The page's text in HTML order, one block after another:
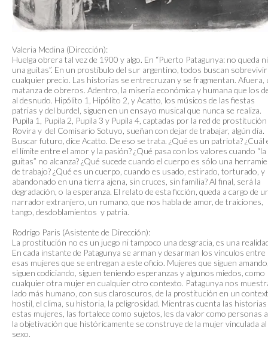
Valeria Medina (Dirección):
Huelga obrera tal vez de 1900 y algo. En “Puerto Patagunya: no queda ni
una guitas”. En un prostíbulo del sur argentino, todos buscan
cualquier precio. Las historias se entrecruzan y se fragmentan. Afuera,
matanza de obreros. Adentro, la miseria económica y humana que los
al desnudo. Hipólito 1, Hipólito 2, y Acatto, los músicos de las fiestas
patrias y del burdel, siguen en un ensayo musical que nunca se realiza.
Pupila 1, Pupila 2, Pupila 3 y Pupila 4, captadas por la red de prostitución
Rovira y del Comisario Sotuyo, sueñan con dejar de trabajar, algún día.
Buscar futuro, dice Acatto. De eso se trata. ¿Qué es un patriota? ¿Cuál
el límite entre el amor y la pasión? ¿Qué pasa con los valores cuando “la
guitas” no alcanza? ¿Qué sucede cuando el cuerpo es sólo una
de trabajo? ¿Qué es un cuerpo, cuando es usado, estirado, torturado, y
abandonado en una tierra ajena, sin cruces, sin familia? Al final, será la
degradación, o la esperanza. El relato de esta ficción, queda a cargo de
narrador extranjero, un rumano, que nos habla de amor, de traiciones,
tango, desdoblamientos y patria.
Rodrigo Paris (Asistente de Dirección):
La prostitución no es un juego ni tampoco una desgracia, es una
En cada instante de Patagunya se arman y desarman los vínculos entre
esas mujeres que se entregan a este oficio. Mujeres que siguen
siguen codiciando, siguen teniendo esperanzas y algunos miedos, como
cualquier otra mujer en cualquier otro contexto. Patagunya nos
lado más humano, con sus claroscuros, de la prostitución en un
hostil, el clima, su historia, la peligrosidad. Mientras cuenta las historias
estas mujeres, las fortalece como sujetos, les da valor como personas
la objetivación que históricamente se construye de la mujer vinculada al
sexo.